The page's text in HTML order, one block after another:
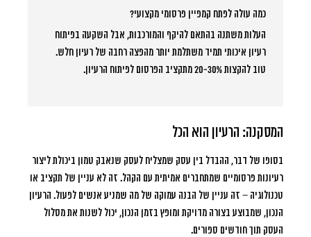
כמה עולה לפתח קמפיין פרסומי מקצועי?
העלות משתנה בהתאם להיקף והמורכבות, אבל השקעה בפיתוח
רעיון איכותי תמיד משתלמת יותר מהפצה רחבה של רעיון חלש.
טוב להקצות 20-30% מתקציב הפרסום לפיתוח הרעיון.
המסקנה: הרעיון הוא הכל
בסופו של דבר, ההבדל בין עסק שמצליח לעסק שנאבק טמון ביכולת ליצור
רעיונות פרסומיים שמתחברים אמיתית עם הקהל. זה לא עניין של תקציב או
טכנולוגיה – זה עניין של הבנה עמוקה של מה שמניע אנשים לפעול. הרעיון
הנכון, שמבוצע בצורה מדויקת ומופץ בזמן הנכון, יכול לשנות את מסלול
העסק תוך חודשים ספורים.